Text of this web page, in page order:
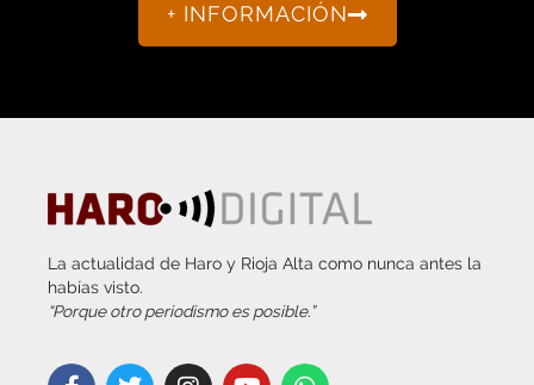
+ INFORMACIÓN
La actualidad de Haro y Rioja Alta como nunca antes la
habías visto.
“Porque otro periodismo es posible.”